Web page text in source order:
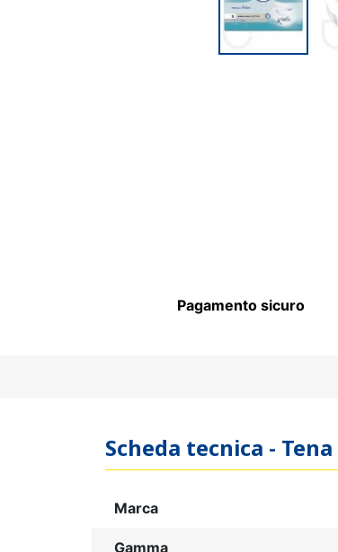
Pagamento sicuro
Scheda tecnica -
Marca
Gamma